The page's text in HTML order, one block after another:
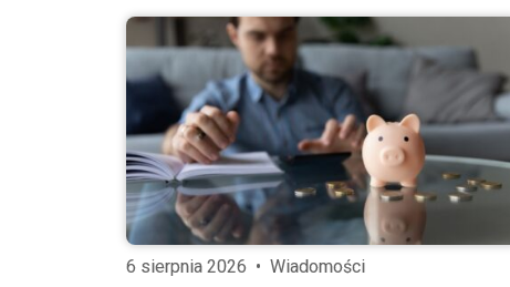
6 sierpnia 2026 • Wiadomości